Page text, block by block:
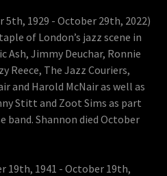
5th, 1929 - October 29th, 2022)
of London’s jazz scene in
Ash, Jimmy Deuchar, Ronnie
Reece, The Jazz Couriers,
and Harold McNair as well as
Stitt and Zoot Sims as part
band. Shannon died October
19th, 1941 - October 19th,